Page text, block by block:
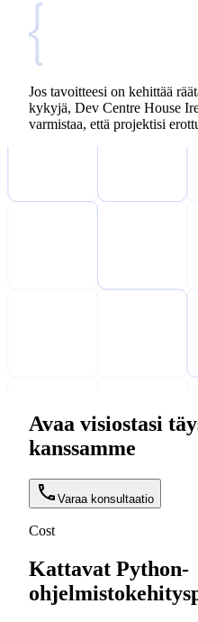
Jos tavoitteesi on kehittää
kykyjä, Dev Centre House
varmistaa, että projektisi
Avaa visiostasi
kanssamme
Varaa konsultaatio
Cost
Kattavat Python-